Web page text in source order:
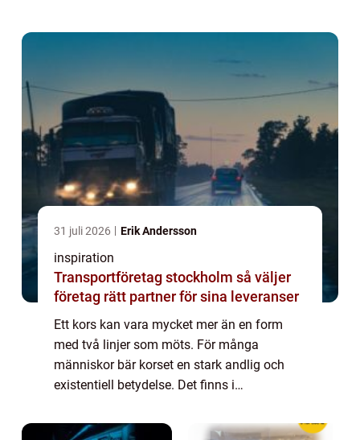
31 juli 2026 Erik Andersson
inspiration
Transportföretag stockholm så väljer
företag rätt partner för sina leveranser
Ett kors kan vara mycket mer än en form
med två linjer som möts. För många
människor bär korset en stark andlig och
existentiell betydelse. Det finns i
och på väggen hemma. Ibland uttrycker